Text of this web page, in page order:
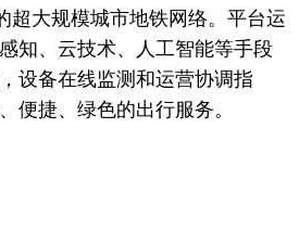
超大规模城市地铁网络。平台运
知、云技术、人工智能等手段
设备在线监测和运营协调指
便捷、绿色的出行服务。